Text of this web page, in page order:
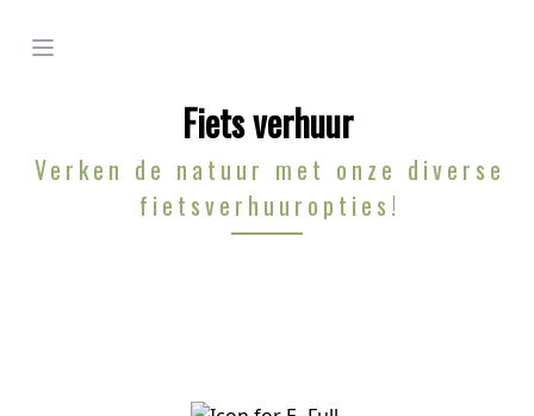
Open menu
Fiets verhuur
Verken de natuur met onze diverse
fietsverhuur­opties!